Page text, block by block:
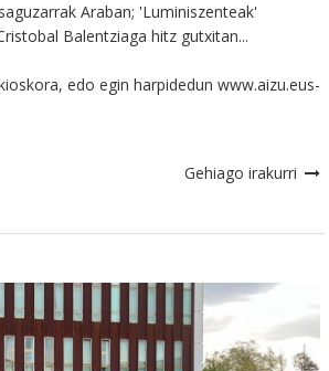
Araban; 'Luminiszenteak'
Balentziaga hitz gutxitan...
edo egin harpidedun www.aizu.eus-
Gehiago irakurri